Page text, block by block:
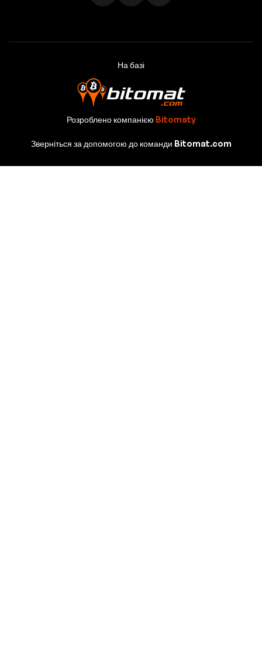
На базі
Розроблено компанією Bitomaty
Зверніться за допомогою до команди Bitomat.com